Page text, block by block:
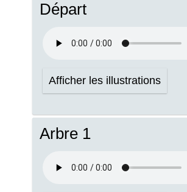
Départ
Afficher les illustrations
Arbre 1